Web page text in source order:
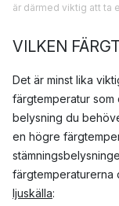
är därmed viktig att ta
VILKEN
Det är minst lika
färgtemperatur
belysning du
en högre
färgtemperaturerna
ljuskälla: